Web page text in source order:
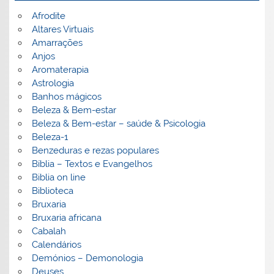
Afrodite
Altares Virtuais
Amarrações
Anjos
Aromaterapia
Astrologia
Banhos mágicos
Beleza & Bem-estar
Beleza & Bem-estar – saúde & Psicologia
Beleza-1
Benzeduras e rezas populares
Bíblia – Textos e Evangelhos
Biblia on line
Biblioteca
Bruxaria
Bruxaria africana
Cabalah
Calendários
Demónios – Demonologia
Deuses